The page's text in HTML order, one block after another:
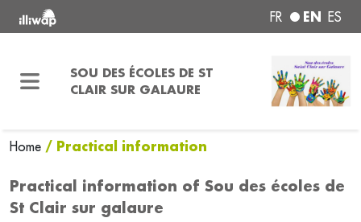
FR EN ES
SOU DES ÉCOLES DE ST
CLAIR SUR GALAURE
Home / Practical information
Practical information of Sou des écoles de
St Clair sur galaure